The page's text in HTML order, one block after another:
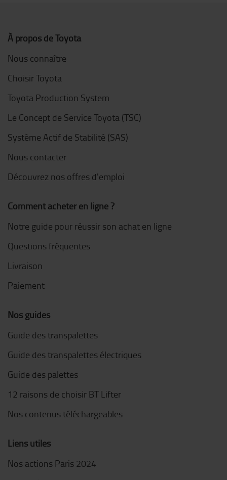
À propos de Toyota
Nous connaître
Choisir Toyota
Toyota Production System
Le Concept de Service Toyota (TSC)
Système Actif de Stabilité (SAS)
Nous contacter
Découvrez nos offres d'emploi
Comment acheter en ligne ?
Notre guide pour réussir son achat en ligne
Questions fréquentes
Livraison
Paiement
Nos guides
Guide des transpalettes
Guide des transpalettes électriques
Guide des palettes
12 raisons de choisir BT Lifter
Nos contenus téléchargeables
Liens utiles
Nos actions Paris 2024